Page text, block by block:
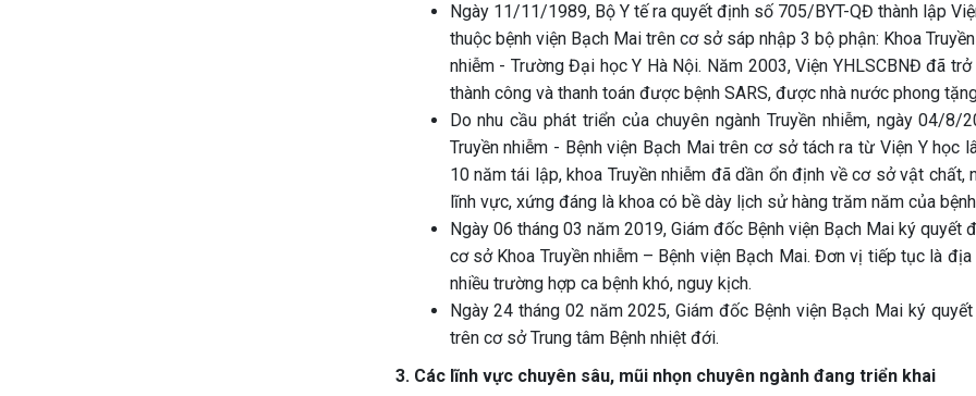
Ngày 11/11/1989, Bộ Y tế ra quyết định số 705/BYT-QĐ thành lập
thuộc bệnh viện Bạch Mai trên cơ sở sáp nhập 3 bộ phận: Khoa
nhiễm - Trường Đại học Y Hà Nội. Năm 2003, Viện YHLSCBNĐ đã
thành công và thanh toán được bệnh SARS, được nhà nước phong
Do nhu cầu phát triển của chuyên ngành Truyền nhiễm, ngày 04/
Truyền nhiễm - Bệnh viện Bạch Mai trên cơ sở tách ra từ Viện Y học
10 năm tái lập, khoa Truyền nhiễm đã dần ổn định về cơ sở vật
lĩnh vực, xứng đáng là khoa có bề dày lịch sử hàng trăm năm của
Ngày 06 tháng 03 năm 2019, Giám đốc Bệnh viện Bạch Mai ký
cơ sở Khoa Truyền nhiễm – Bệnh viện Bạch Mai. Đơn vị tiếp tục là
nhiều trường hợp ca bệnh khó, nguy kịch.
Ngày 24 tháng 02 năm 2025, Giám đốc Bệnh viện Bạch Mai ký
trên cơ sở Trung tâm Bệnh nhiệt đới.
3. Các lĩnh vực chuyên sâu, mũi nhọn chuyên ngành đang triển khai